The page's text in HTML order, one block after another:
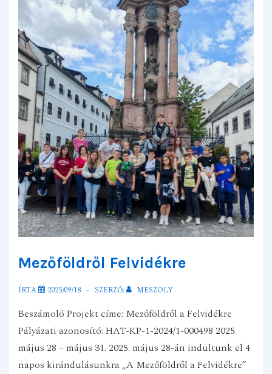
Mezőföldről Felvidékre
ÍRTA 2025/09/18 SZERZŐ: MESZOLY
Beszámoló Projekt címe: Mezőföldről a Felvidékre
Pályázati azonosító: HAT-KP-1-2024/1-000498 2025.
május 28 – május 31. 2025. május 28-án indultunk el 4
napos kirándulásunkra „A Mezőföldről a Felvidékre”